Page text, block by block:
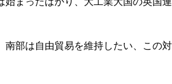
南部は自由貿易を維持したい、この対